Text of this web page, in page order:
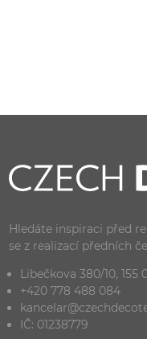
Hledáte inspiraci před
se z realizací předních
Libečkova 380/10, 155
+420 778 488 084
IČ: 01238779